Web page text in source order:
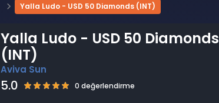
Yalla Ludo - USD 50 Diamonds (INT)
Yalla Ludo - USD 50 Diamonds
(INT)
Aviva Sun
5.0 0 değerlendirme